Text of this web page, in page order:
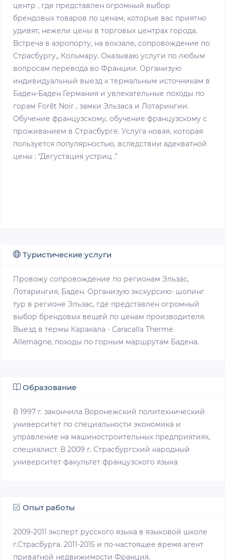
центр , где представлен огромный выбор
брендовых товаров по ценам, которые вас приятно
удивят, нежели цены в торговых центрах города.
Встреча в аэропорту, на вокзале, сопровождение по
Страсбургу,, Кольмару. Оказываю услуги по любым
вопросам перевода во Франции. Организую
индивидуальный выезд к термальным источникам в
Баден-Баден Германия и увлекательные походы по
горам Forêt Noir , замки Эльзаса и Лотарингии.
Обучение французскому, обучение французскому с
проживанием в Страсбурге. Услуга новая, которая
пользуется популярностью, вследствии адекватной
цены : "Дегустация устриц ."
Туристические услуги
Провожу сопровождение по регионам Эльзас,
Лотарингия, Баден. Организую экскурсию- шопинг
тур в регионе Эльзас, где представлен огромный
выбор брендовых вещей по ценам производителя.
Выезд в термы Каракала - Caracalla Therme
Allemagne, походы по горным маршрутам Бадена.
Образование
В 1997 г. закончила Воронежский политехнический
университет по специальности экономика и
управление на машиностроительных предприятиях,
специалист. В 2009 г. Страсбургский народный
университет факультет французского языка
Опыт работы
2009-2011 эксперт русского языка в языковой школе
г.Страсбурга. 2011-2015 и по-настоящее время агент
приватной недвижимости Франция.